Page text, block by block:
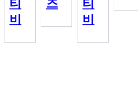
티
비
즈
티
비